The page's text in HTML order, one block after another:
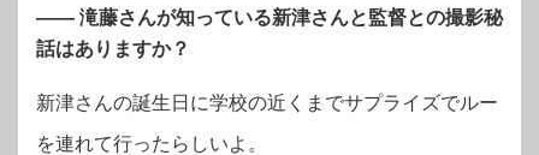
—— 滝藤さんが知っている新津さんと監督との撮影秘
話はありますか？
新津さんの誕生日に学校の近くまでサプライズでルー
を連れて行ったらしいよ。